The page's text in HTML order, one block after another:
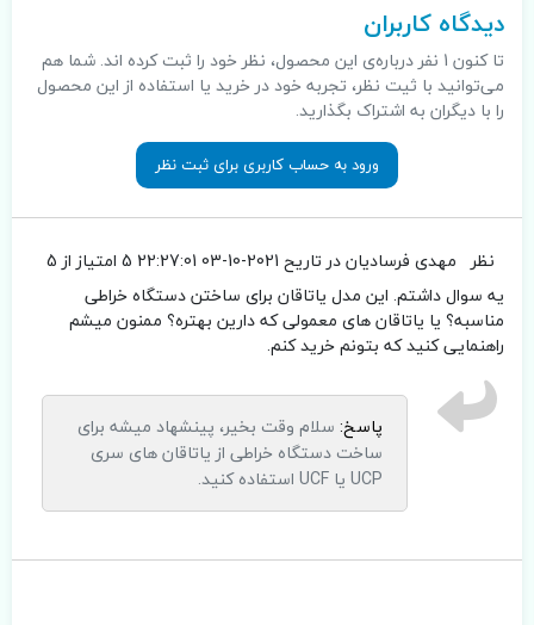
دیدگاه کاربران
تا کنون 1 نفر درباره‌ی این محصول، نظر خود را ثبت کرده اند. شما هم
می‌توانید با ثیت نظر، تجربه خود در خرید یا استفاده از این محصول
را با دیگران به اشتراک بگذارید.
ورود به حساب کاربری برای ثبت نظر
نظر مهدی فرسادیاندر تاریح 2021-10-03 22:27:01
5 امتیاز از 5
یه سوال داشتم. این مدل یاتاقان برای ساختن دستگاه خراطی
مناسبه؟ یا یاتاقان های معمولی که دارین بهتره؟ ممنون میشم
راهنمایی کنید که بتونم خرید کنم.
پاسخ: سلام وقت بخیر، پینشهاد میشه برای
ساخت دستگاه خراطی از یاتاقان های سری
UCP یا UCF استفاده کنید.
.